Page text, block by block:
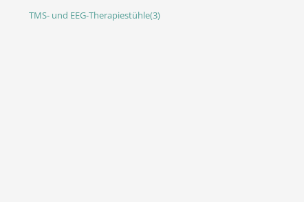
TMS- und EEG-Therapiestühle(3)